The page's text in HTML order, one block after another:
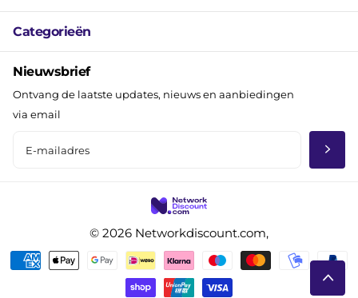
Categorieën
Nieuwsbrief
Ontvang de laatste updates, nieuws en aanbiedingen
via email
© 2026 Networkdiscount.com,